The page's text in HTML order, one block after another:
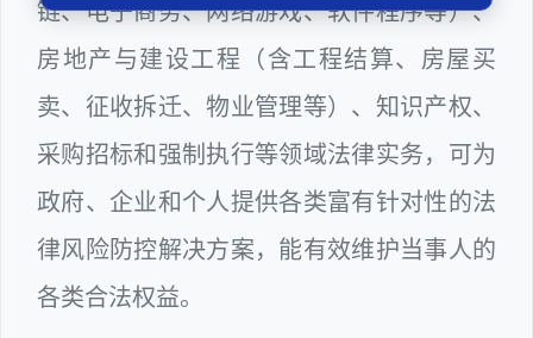
链、电子商务、网络游戏、软件程序等）、
房地产与建设工程（含工程结算、房屋买
卖、征收拆迁、物业管理等）、知识产权、
采购招标和强制执行等领域法律实务，可为
政府、企业和个人提供各类富有针对性的法
律风险防控解决方案，能有效维护当事人的
各类合法权益。